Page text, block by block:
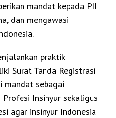
mandat kepada PII
dan mengawasi
praktik
Surat Tanda Registrasi
mandat sebagai
Insinyur sekaligus
agar insinyur Indonesia